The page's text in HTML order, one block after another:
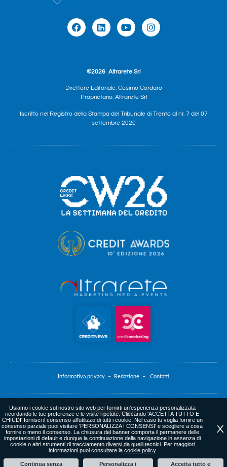
©2026 Altrarete Srl
Direttore Editoriale: Cosimo Cordaro
Proprietario: Altrarete Srl
Iscritto nel Registro della Stampa del Tribunale di Trento al nr. 7 del 07
settembre 2020
Informativa privacy – Redazione – Contatti
Informativa cookie
web agency: altrarete.com
X
Usiamo i cookie sul nostro sito web per fornirti un'esperienza personalizzata
ricordando le tue preferenze e le visite ripetute. Cliccando 'ACCETTA TUTTO E
CHIUDI' fornisci il consenso all'utilizzo di tutti i cookie. Nel caso tu voglia fornire un
consenso parziale puoi visitare 'PERSONALIZZA I CONSENSI' e scegliere a cosa
fornire o meno il consenso. La chiusura del banner comporta il permanere delle
impostazioni di default e dunque la continuazione della navigazione in assenza di
cookie o altri strumenti di tracciamento diversi da quelli tecnici. Per maggiori
informazioni puoi consultare la cookie policy
Continua senza
Personalizza i
Accetta tutto e